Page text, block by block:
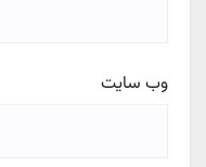
وب‌ سایت